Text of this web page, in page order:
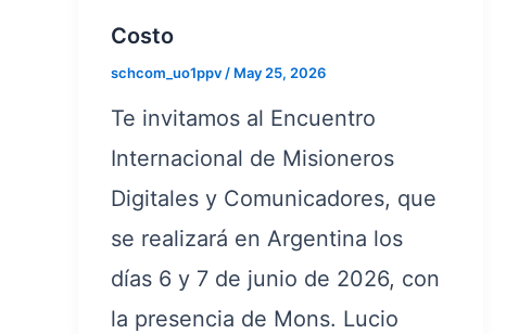
Costo
schcom_uo1ppv / May 25, 2026
Te invitamos al Encuentro
Internacional de Misioneros
Digitales y Comunicadores, que
se realizará en Argentina los
días 6 y 7 de junio de 2026, con
la presencia de Mons. Lucio